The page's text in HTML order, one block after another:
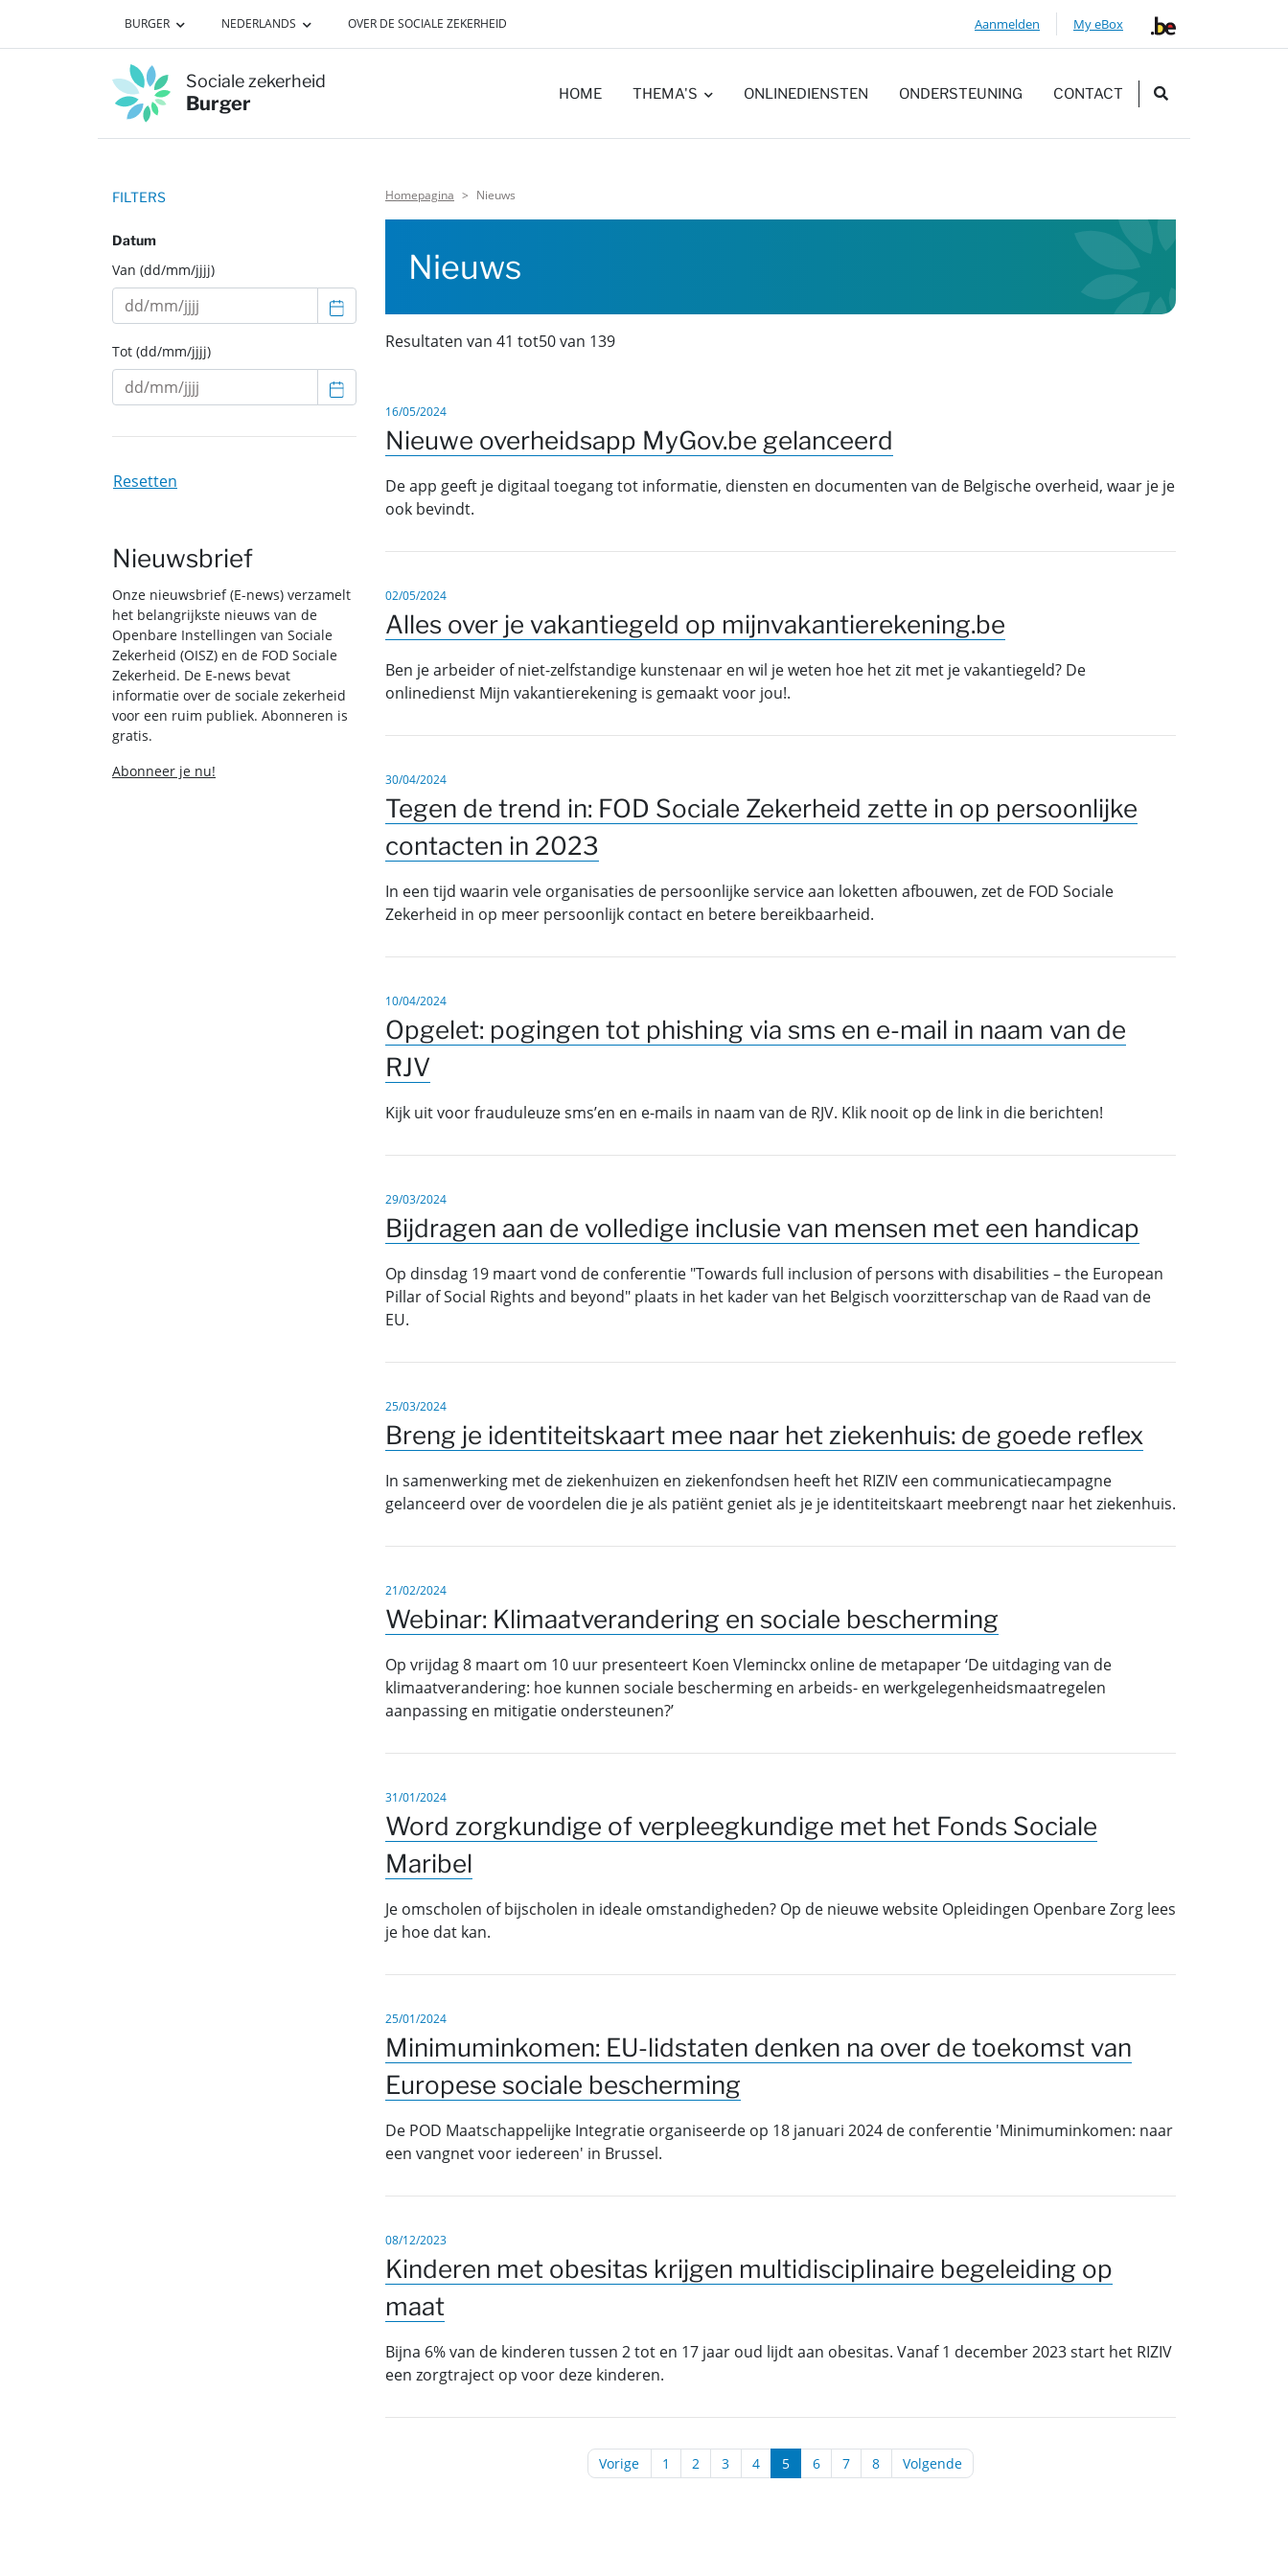
BURGER NEDERLANDS OVER DE SOCIALE ZEKERHEID Aanmelden My eBox
Sociale zekerheid
Burger HOME THEMA'S ONLINEDIENSTEN ONDERSTEUNING CONTACT
FILTERS
Datum
Van (dd/mm/jjjj)
Tot (dd/mm/jjjj)
Resetten
Nieuwsbrief
Onze nieuwsbrief (E-news) verzamelt
het belangrijkste nieuws van de
Openbare Instellingen van Sociale
Zekerheid (OISZ) en de FOD Sociale
Zekerheid. De E-news bevat
informatie over de sociale zekerheid
voor een ruim publiek. Abonneren is
gratis.
Abonneer je nu!
Homepagina Nieuws
Nieuws
Resultaten van 41 tot50 van 139
16/05/2024
Nieuwe overheidsapp MyGov.be gelanceerd
De app geeft je digitaal toegang tot informatie, diensten en documenten van de Belgische overheid, waar je je
ook bevindt.
02/05/2024
Alles over je vakantiegeld op mijnvakantierekening.be
Ben je arbeider of niet-zelfstandige kunstenaar en wil je weten hoe het zit met je vakantiegeld? De
onlinedienst Mijn vakantierekening is gemaakt voor jou!.
30/04/2024
Tegen de trend in: FOD Sociale Zekerheid zette in op persoonlijke
contacten in 2023
In een tijd waarin vele organisaties de persoonlijke service aan loketten afbouwen, zet de FOD Sociale
Zekerheid in op meer persoonlijk contact en betere bereikbaarheid.
10/04/2024
Opgelet: pogingen tot phishing via sms en e-mail in naam van de
RJV
Kijk uit voor frauduleuze sms’en en e-mails in naam van de RJV. Klik nooit op de link in die berichten!
29/03/2024
Bijdragen aan de volledige inclusie van mensen met een handicap
Op dinsdag 19 maart vond de conferentie "Towards full inclusion of persons with disabilities – the European
Pillar of Social Rights and beyond" plaats in het kader van het Belgisch voorzitterschap van de Raad van de
EU.
25/03/2024
Breng je identiteitskaart mee naar het ziekenhuis: de goede reflex
In samenwerking met de ziekenhuizen en ziekenfondsen heeft het RIZIV een communicatiecampagne
gelanceerd over de voordelen die je als patiënt geniet als je je identiteitskaart meebrengt naar het ziekenhuis.
21/02/2024
Webinar: Klimaatverandering en sociale bescherming
Op vrijdag 8 maart om 10 uur presenteert Koen Vleminckx online de metapaper ‘De uitdaging van de
klimaatverandering: hoe kunnen sociale bescherming en arbeids- en werkgelegenheidsmaatregelen
aanpassing en mitigatie ondersteunen?’
31/01/2024
Word zorgkundige of verpleegkundige met het Fonds Sociale
Maribel
Je omscholen of bijscholen in ideale omstandigheden? Op de nieuwe website Opleidingen Openbare Zorg lees
je hoe dat kan.
25/01/2024
Minimuminkomen: EU-lidstaten denken na over de toekomst van
Europese sociale bescherming
De POD Maatschappelijke Integratie organiseerde op 18 januari 2024 de conferentie 'Minimuminkomen: naar
een vangnet voor iedereen' in Brussel.
08/12/2023
Kinderen met obesitas krijgen multidisciplinaire begeleiding op
maat
Bijna 6% van de kinderen tussen 2 tot en 17 jaar oud lijdt aan obesitas. Vanaf 1 december 2023 start het RIZIV
een zorgtraject op voor deze kinderen.
Vorige 1 2 3 4 5(...) 6 7 8 Volgende